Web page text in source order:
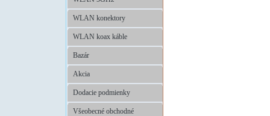
WLAN konektory
WLAN koax káble
Bazár
Akcia
Dodacie podmienky
Všeobecné obchodné